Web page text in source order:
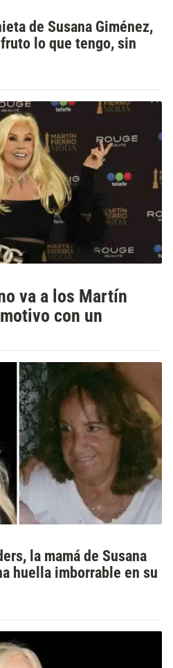
de Susana Giménez,
lo que tengo, sin
va a los Martín
con un
la mamá de Susana
huella imborrable en su